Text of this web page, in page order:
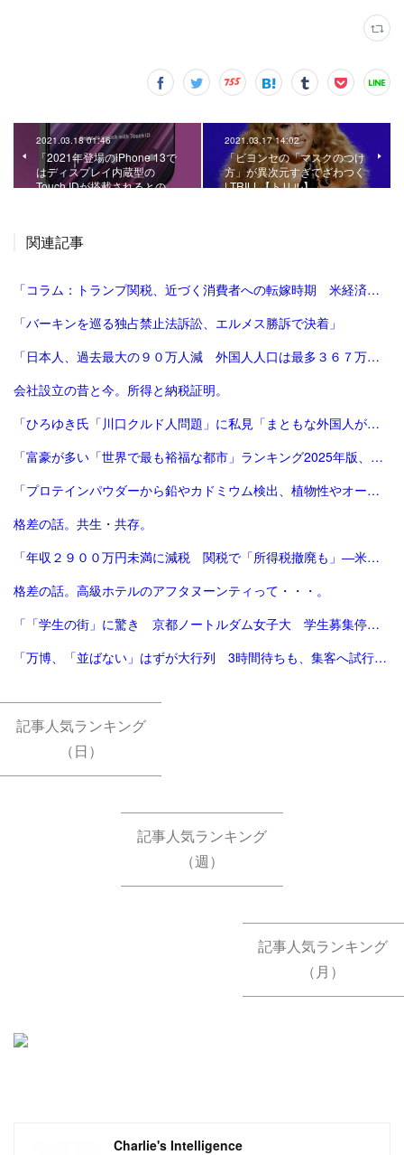
2021.03.18 01:46
「2021年登場のiPhone 13で
はディスプレイ内蔵型の
Touch IDが搭載されるとの…
2021.03.17 14:02
「ビヨンセの「マスクのつけ
方」が異次元すぎてざわつく
| TRILL【トリル】」
関連記事
「コラム：トランプ関税、近づく消費者への転嫁時期 米経済にどう影響 | ロイター」
「バーキンを巡る独占禁止法訴訟、エルメス勝訴で決着」
「日本人、過去最大の９０万人減 外国人人口は最多３６７万人―総務省：時事ドットコム」
会社設立の昔と今。所得と納税証明。
「ひろゆき氏「川口クルド人問題」に私見「まともな外国人が損するので不法就労には厳しくすべき」 - 芸能 : 日刊スポーツ」
「富豪が多い「世界で最も裕福な都市」ランキング2025年版、東京が2年連続3位 | Forbes JAPAN 公式サイト（フォーブス ジャパン）」
「プロテインパウダーから鉛やカドミウム検出、植物性やオーガニック製品は数倍の含有量 - CNN.co.jp」
格差の話。共生・共存。
「年収２９００万円未満に減税 関税で「所得税撤廃も」―米大統領：時事ドットコム」
格差の話。高級ホテルのアフタヌーンティって・・・。
「「学生の街」に驚き 京都ノートルダム女子大 学生募集停止へ [京都府]：朝日新聞」
「万博、「並ばない」はずが大行列 3時間待ちも、集客へ試行錯誤 ｜ 共同通信」
記事人気ランキング
（日）
記事人気ランキング
（週）
記事人気ランキング
（月）
Charlie's Intelligence